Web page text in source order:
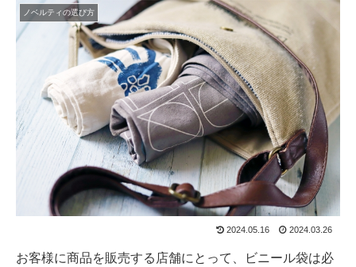
ノベルティの選び方
2024.05.16 2024.03.26
お客様に商品を販売する店舗にとって、ビニール袋は必